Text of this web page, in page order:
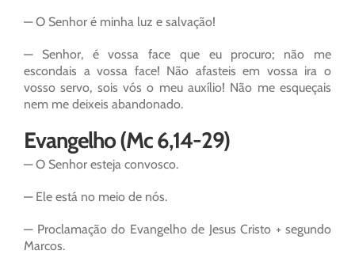
— O Senhor é minha luz e salvação!
— Senhor, é vossa face que eu procuro; não me
escondais a vossa face! Não afasteis em vossa ira o
vosso servo, sois vós o meu auxílio! Não me esqueçais
nem me deixeis abandonado.
Evangelho (Mc 6,14-29)
— O Senhor esteja convosco.
— Ele está no meio de nós.
— Proclamação do Evangelho de Jesus Cristo + segundo
Marcos.